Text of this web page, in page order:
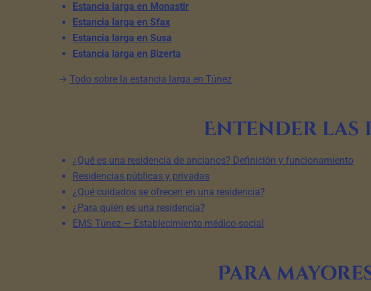
Estancia larga en Monastir
Estancia larga en Sfax
Estancia larga en Susa
Estancia larga en Bizerta
→ Todo sobre la estancia larga en Túnez
Entender las
¿Qué es una residencia de ancianos? Definición y funcionamiento
Residencias públicas y privadas
¿Qué cuidados se ofrecen en una residencia?
¿Para quién es una residencia?
EMS Túnez — Establecimiento médico-social
Para